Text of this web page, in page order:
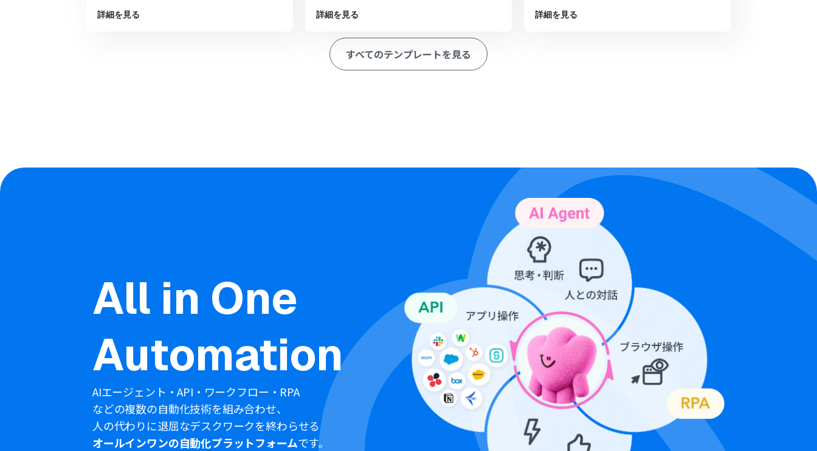
詳細を見る 詳細を見る 詳細を見る
すべてのテンプレートを見る
All in One
Automation
AIエージェント・API・ワークフロー・RPA
などの複数の自動化技術を組み合わせ、
人の代わりに退屈なデスクワークを終わらせる
オールインワンの自動化プラットフォームです。